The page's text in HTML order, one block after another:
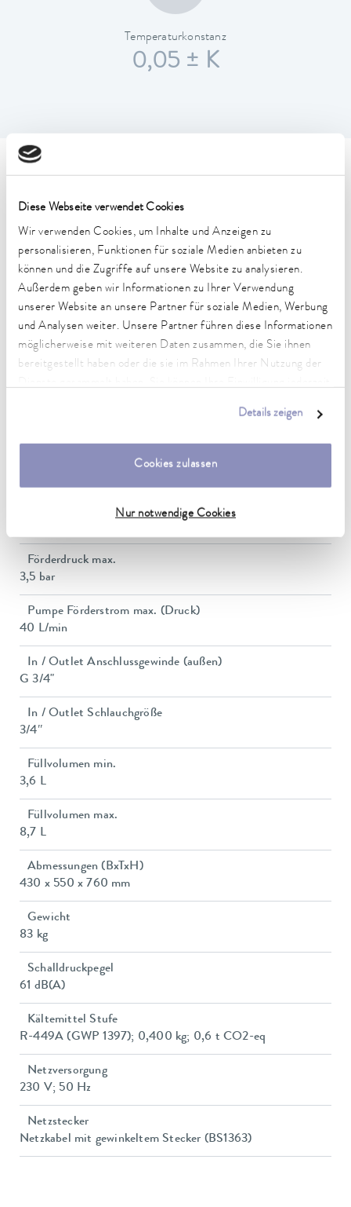
Diese Webseite verwendet Cookies
Wir verwenden Cookies, um Inhalte und Anzeigen zu
personalisieren, Funktionen für soziale Medien anbieten zu
können und die Zugriffe auf unsere Website zu analysieren.
Außerdem geben wir Informationen zu Ihrer Verwendung
unserer Website an unsere Partner für soziale Medien, Werbung
und Analysen weiter. Unsere Partner führen diese Informationen
möglicherweise mit weiteren Daten zusammen, die Sie ihnen
bereitgestellt haben oder die sie im Rahmen Ihrer Nutzung der
Details zeigen
Cookies zulassen
Nur notwendige Cookies
Temperaturkonstanz
0,05 ± K
Technische Merkmale (nach
DIN 12876)
Arbeitstemperaturbereich
-32 ... 120 °C
Umgebungstemperaturbereich
5 ... 40 °C
Temperaturkonstanz
0,05 ± K
Leistungsaufnahme max.
Leistungsaufnahme
Förderdruck max.
3,5 bar
Pumpe Förderstrom max. (Druck)
40 L/min
In / Outlet Anschlussgewinde (außen)
G 3/4"
In / Outlet Schlauchgröße
3/4″
Füllvolumen min.
3,6 L
Füllvolumen max.
8,7 L
Abmessungen (BxTxH)
430 x 550 x 760 mm
Gewicht
83 kg
Schalldruckpegel
61 dB(A)
Kältemittel Stufe
R-449A (GWP 1397); 0,400 kg; 0,6 t CO2-eq
Netzversorgung
230 V; 50 Hz
Netzstecker
Netzkabel mit gewinkeltem Stecker (BS1363)